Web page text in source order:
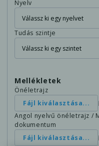
Nyelv
Tudás szintje
Mellékletek
Önéletrajz
Fájl kiválasztása...
Angol nyelvű önéletrajz /
dokumentum
Fájl kiválasztása...